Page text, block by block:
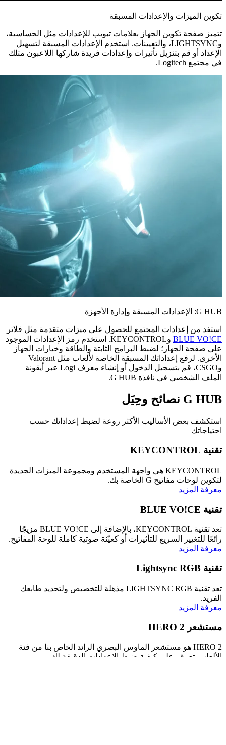
تكوين الميزات والإعدادات المسبقة
تتميز صفحة تكوين الجهاز بعلامات تبويب للإعدادات مثل الحساسية،
وLIGHTSYNC، والتعيينات. استخدم الإعدادات المسبقة لتسهيل
الإعداد أو قم بتنزيل تأثيرات وإعدادات فريدة شاركها اللاعبون مثلك
في مجتمع Logitech.
G HUB: الإعدادات المسبقة وإدارة الأجهزة
استفد من إعدادات المجتمع للحصول على ميزات متقدمة مثل فلاتر
BLUE VO!CE
وKEYCONTROL. استخدم رمز الإعدادات الموجود
على صفحة الجهاز؛ لضبط البرامج الثابتة والطاقة وخيارات الجهاز
الأخرى. لرفع إعداداتك المسبقة الخاصة لألعاب مثل Valorant
وCSGO، قم بتسجيل الدخول أو إنشاء معرف Logi عبر أيقونة
الملف الشخصي في نافذة G HUB.
G HUB نصائح وحِيَل
استكشف بعض الأساليب الأكثر روعة لضبط إعداداتك حسب
احتياجاتك
تقنية KEYCONTROL
KEYCONTROL هي واجهة المستخدم ومجموعة الميزات الجديدة
لتكوين لوحات مفاتيح G الخاصة بك.
معرفة المزيد
تقنية BLUE VO!CE
تعد تقنية KEYCONTROL، بالإضافة إلى BLUE VO!CE مزيجًا
رائعًا للتغيير السريع للتأثيرات أو كعيّنة صوتية كاملة للوحة المفاتيح.
معرفة المزيد
تقنية Lightsync RGB
تعد تقنية LIGHTSYNC RGB مذهلة للتخصيص ولتحديد طابعك
الفريد.
معرفة المزيد
مستشعر HERO 2
HERO 2 هو مستشعر الماوس البصري الرائد الخاص بنا من فئة
الألعاب. تعرف على كيفية ضبط الإعدادات الدقيقة لك.